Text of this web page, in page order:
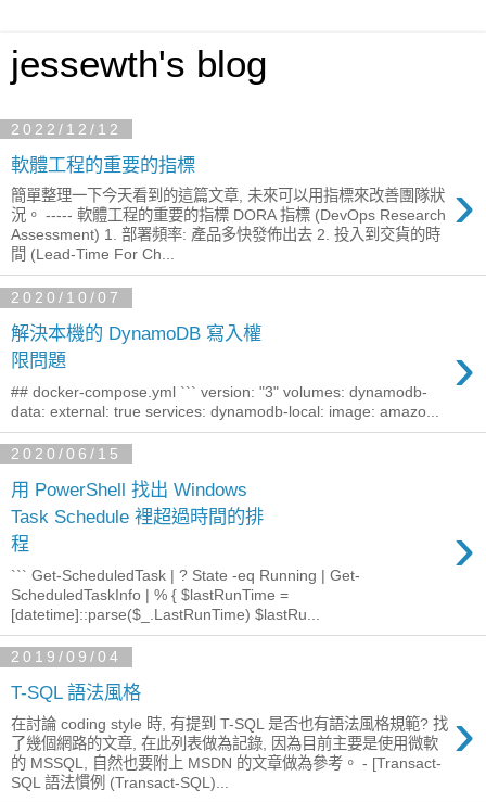
jessewth's blog
2022/12/12
軟體工程的重要的指標
›
簡單整理一下今天看到的這篇文章, 未來可以用指標來改善團隊狀
況。 ----- 軟體工程的重要的指標 DORA 指標 (DevOps Research
Assessment) 1. 部署頻率: 產品多快發佈出去 2. 投入到交貨的時
間 (Lead-Time For Ch...
2020/10/07
解決本機的 DynamoDB 寫入權
限問題
›
## docker-compose.yml ``` version: "3" volumes: dynamodb-
data: external: true services: dynamodb-local: image: amazo...
2020/06/15
用 PowerShell 找出 Windows
Task Schedule 裡超過時間的排
程
›
``` Get-ScheduledTask | ? State -eq Running | Get-
ScheduledTaskInfo | % { $lastRunTime =
[datetime]::parse($_.LastRunTime) $lastRu...
2019/09/04
T-SQL 語法風格
›
在討論 coding style 時, 有提到 T-SQL 是否也有語法風格規範? 找
了幾個網路的文章, 在此列表做為記錄, 因為目前主要是使用微軟
的 MSSQL, 自然也要附上 MSDN 的文章做為參考。 - [Transact-
SQL 語法慣例 (Transact-SQL)...